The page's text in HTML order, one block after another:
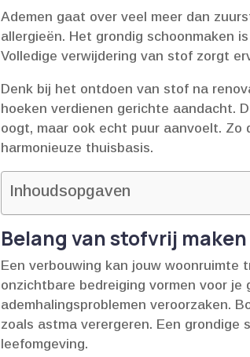
Ademen gaat over veel meer dan
allergieën.​ Het grondig schoonmaken
Volledige verwijdering van stof zorgt
Denk bij het ontdoen van stof na
hoeken verdienen gerichte aandacht.​
oogt, maar ook echt puur aanvoelt.​
harmonieuze thuisbasis.​
Inhoudsopgaven
Belang van stofvrij
Een verbouwing kan jouw woonruimte
onzichtbare bedreiging vormen voor
ademhalingsproblemen veroorzaken.​
zoals astma verergeren.​ Een
leefomgeving.​